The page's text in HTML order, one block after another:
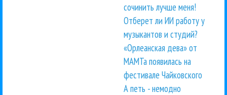
сочинить лучше меня!
Отберет ли ИИ работу у
музыкантов и студий?
«Орлеанская дева» от
МАМТа появилась на
фестивале Чайковского
А петь - немодно